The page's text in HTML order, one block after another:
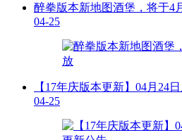
醉拳版本新地图酒堡，将于4
04-25
【17年庆版本更新】04月24
04-25